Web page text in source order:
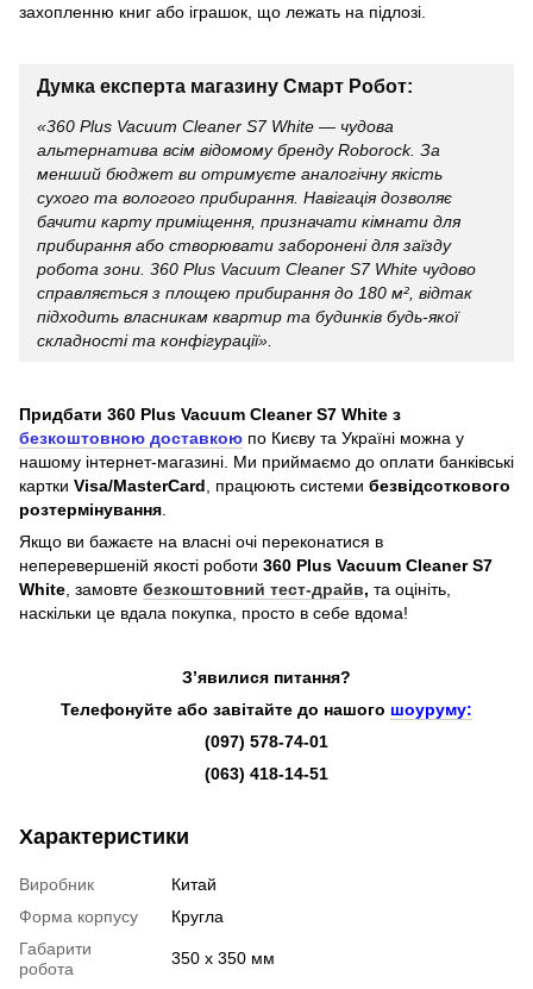
захопленню книг або іграшок, що лежать на підлозі.
Думка експерта магазину Смарт Робот:
«360 Plus Vacuum Cleaner S7 White — чудова
альтернатива всім відомому бренду Roborock. За
менший бюджет ви отримуєте аналогічну якість
сухого та вологого прибирання. Навігація дозволяє
бачити карту приміщення, призначати кімнати для
прибирання або створювати заборонені для заїзду
робота зони. 360 Plus Vacuum Cleaner S7 White чудово
справляється з площею прибирання до 180 м², відтак
підходить власникам квартир та будинків будь-якої
складності та конфігурації».
Придбати 360 Plus Vacuum Cleaner S7 White з
безкоштовною доставкою по Києву та Україні можна у
нашому інтернет-магазині. Ми приймаємо до оплати банківські
картки Visa/MasterCard , працюють системи безвідсоткового
розтермінування
Якщо ви бажаєте на власні очі переконатися в
неперевершеній якості роботи 360 Plus Vacuum Cleaner S7
White , замовте безкоштовний тест-драйв, та оцініть,
наскільки це вдала покупка, просто в себе вдома!
З’явилися питання?
Телефонуйте або завітайте до нашого шоуруму:
(097) 578-74-01
(063) 418-14-51
Характеристики
Виробник
Китай
Форма корпусу
Кругла
Габарити
робота
350 х 350 мм